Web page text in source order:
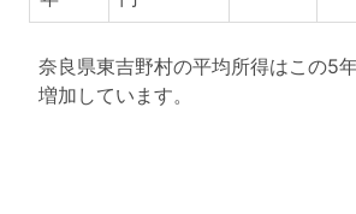
奈良県東吉野村の平均所得はこの5
増加しています。